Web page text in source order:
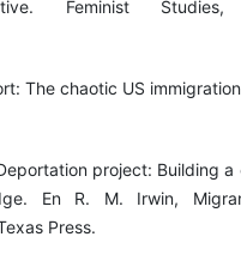
Feminist
The chaotic US
project: Building
En R. M. Irwin,
Press.